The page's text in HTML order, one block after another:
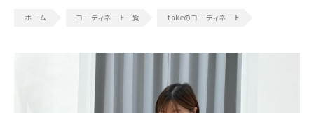
コーディネート一覧 takeのコーディネート